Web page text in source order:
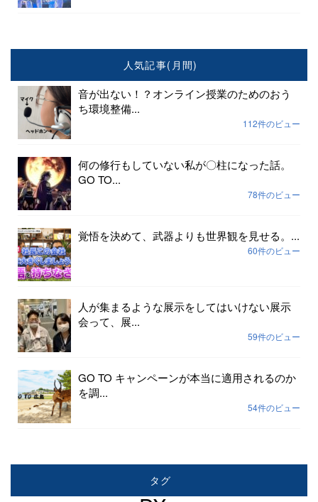
人気記事(月間)
音が出ない！？オンライン授業のためのおう
ち環境整備...
112件のビュー
何の修行もしていない私が〇柱になった話。
GO TO...
78件のビュー
覚悟を決めて、武器よりも世界観を見せる。...
60件のビュー
人が集まるような展示をしてはいけない展示
会って、展...
59件のビュー
GO TO キャンペーンが本当に適用されるのか
を調...
54件のビュー
タグ